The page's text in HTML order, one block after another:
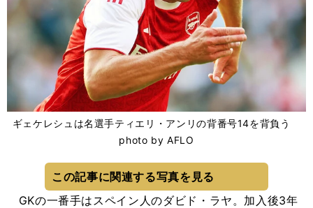
ギェケレシュは名選手ティエリ・アンリの背番号14を背負う
photo by AFLO
この記事に関連する写真を見る
GKの一番手はスペイン人のダビド・ラヤ。加入後3年